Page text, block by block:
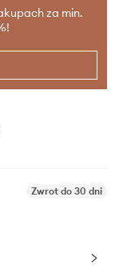
za min.
Zwrot do 30 dni